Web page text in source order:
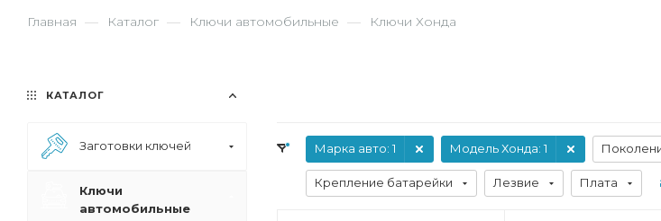
Главная — Каталог — Ключи автомобильные — Ключи Хонда
Марка авто: 1 Модель Хонда: 1
Крепление батарейки Лезвие Плата
КАТАЛОГ
Заготовки ключей
Ключи
автомобильные